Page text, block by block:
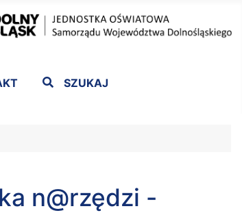
SZUKAJ
n@rzędzi -